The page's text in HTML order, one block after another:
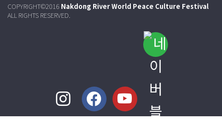
COPYRIGHT©2016 Nakdong River World Peace Culture Festival
ALL RIGHTS RESERVED.